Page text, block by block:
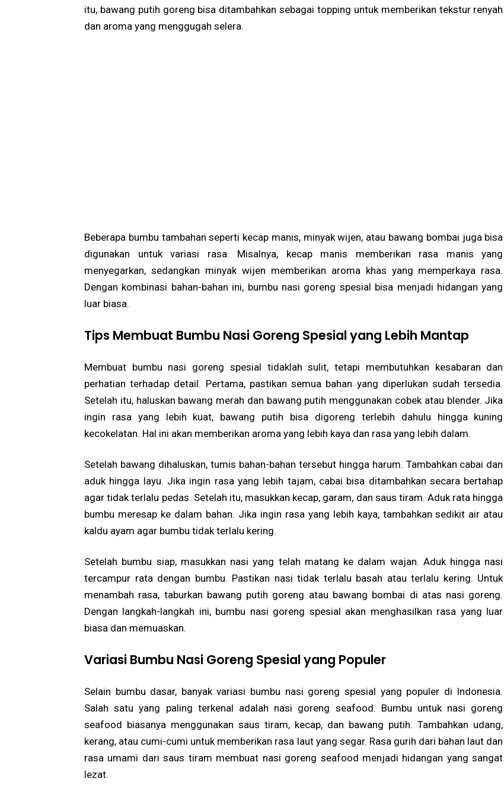
itu, bawang putih goreng bisa ditambahkan sebagai topping untuk memberikan tekstur renyah
dan aroma yang menggugah selera.
Beberapa bumbu tambahan seperti kecap manis, minyak wijen, atau bawang bombai juga bisa
digunakan untuk variasi rasa. Misalnya, kecap manis memberikan rasa manis yang
menyegarkan, sedangkan minyak wijen memberikan aroma khas yang memperkaya rasa.
Dengan kombinasi bahan-bahan ini, bumbu nasi goreng spesial bisa menjadi hidangan yang
luar biasa.
Tips Membuat Bumbu Nasi Goreng Spesial yang Lebih Mantap
Membuat bumbu nasi goreng spesial tidaklah sulit, tetapi membutuhkan kesabaran dan
perhatian terhadap detail. Pertama, pastikan semua bahan yang diperlukan sudah tersedia.
Setelah itu, haluskan bawang merah dan bawang putih menggunakan cobek atau blender. Jika
ingin rasa yang lebih kuat, bawang putih bisa digoreng terlebih dahulu hingga kuning
kecokelatan. Hal ini akan memberikan aroma yang lebih kaya dan rasa yang lebih dalam.
Setelah bawang dihaluskan, tumis bahan-bahan tersebut hingga harum. Tambahkan cabai dan
aduk hingga layu. Jika ingin rasa yang lebih tajam, cabai bisa ditambahkan secara bertahap
agar tidak terlalu pedas. Setelah itu, masukkan kecap, garam, dan saus tiram. Aduk rata hingga
bumbu meresap ke dalam bahan. Jika ingin rasa yang lebih kaya, tambahkan sedikit air atau
kaldu ayam agar bumbu tidak terlalu kering.
Setelah bumbu siap, masukkan nasi yang telah matang ke dalam wajan. Aduk hingga nasi
tercampur rata dengan bumbu. Pastikan nasi tidak terlalu basah atau terlalu kering. Untuk
menambah rasa, taburkan bawang putih goreng atau bawang bombai di atas nasi goreng.
Dengan langkah-langkah ini, bumbu nasi goreng spesial akan menghasilkan rasa yang luar
biasa dan memuaskan.
Variasi Bumbu Nasi Goreng Spesial yang Populer
Selain bumbu dasar, banyak variasi bumbu nasi goreng spesial yang populer di Indonesia.
Salah satu yang paling terkenal adalah nasi goreng seafood. Bumbu untuk nasi goreng
seafood biasanya menggunakan saus tiram, kecap, dan bawang putih. Tambahkan udang,
kerang, atau cumi-cumi untuk memberikan rasa laut yang segar. Rasa gurih dari bahan laut dan
rasa umami dari saus tiram membuat nasi goreng seafood menjadi hidangan yang sangat
lezat.